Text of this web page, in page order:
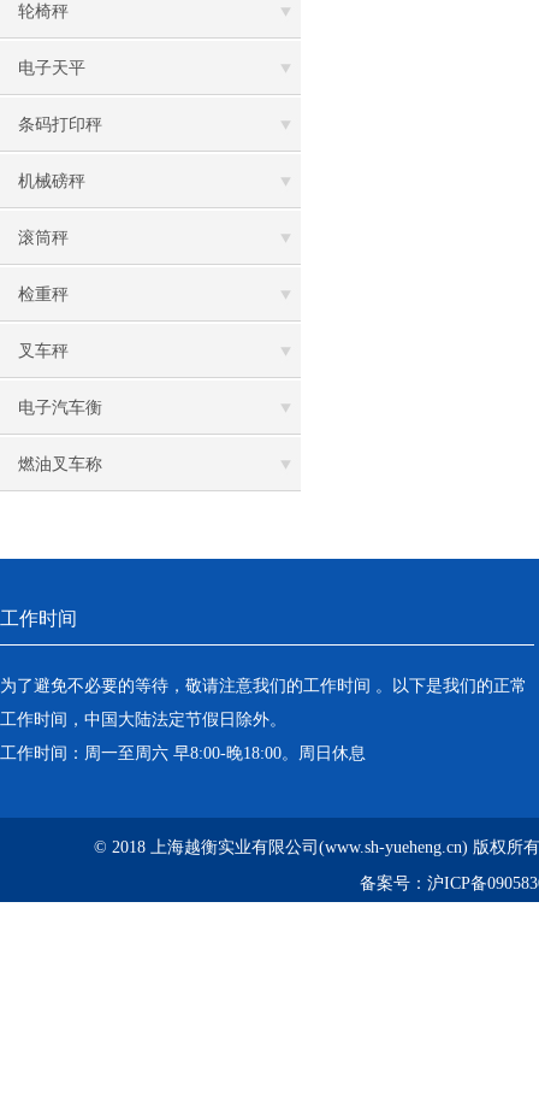
轮椅秤
电子天平
条码打印秤
机械磅秤
滚筒秤
检重秤
叉车秤
电子汽车衡
燃油叉车称
工作时间
为了避免不必要的等待，敬请注意我们的工作时间 。以下是我们的正常
工作时间，中国大陆法定节假日除外。
工作时间：周一至周六 早8:00-晚18:00。周日休息
© 2018 上海越衡实业有限公司(www.sh-yueheng.cn) 版权所
备案号： 沪ICP备